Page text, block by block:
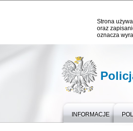
Strona
oraz
oznacza
INFORMACJE